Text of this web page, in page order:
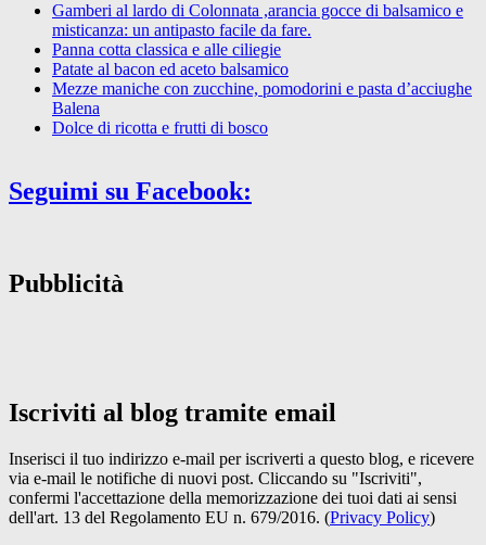
Gamberi al lardo di Colonnata ,arancia gocce di balsamico e
misticanza: un antipasto facile da fare.
Panna cotta classica e alle ciliegie
Patate al bacon ed aceto balsamico
Mezze maniche con zucchine, pomodorini e pasta d’acciughe
Balena
Dolce di ricotta e frutti di bosco
Seguimi su Facebook:
Pubblicità
Iscriviti al blog tramite email
Inserisci il tuo indirizzo e-mail per iscriverti a questo blog, e ricevere
via e-mail le notifiche di nuovi post. Cliccando su "Iscriviti",
confermi l'accettazione della memorizzazione dei tuoi dati ai sensi
dell'art. 13 del Regolamento EU n. 679/2016. (Privacy Policy)